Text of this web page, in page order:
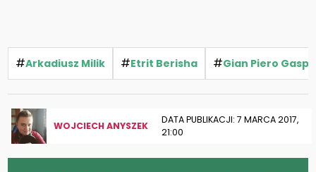
#Arkadiusz Milik #Etrit Berisha #Gian Piero
WOJCIECH ANYSZEK
DATA PUBLIKACJI: 7 MARCA 2017,
21:00